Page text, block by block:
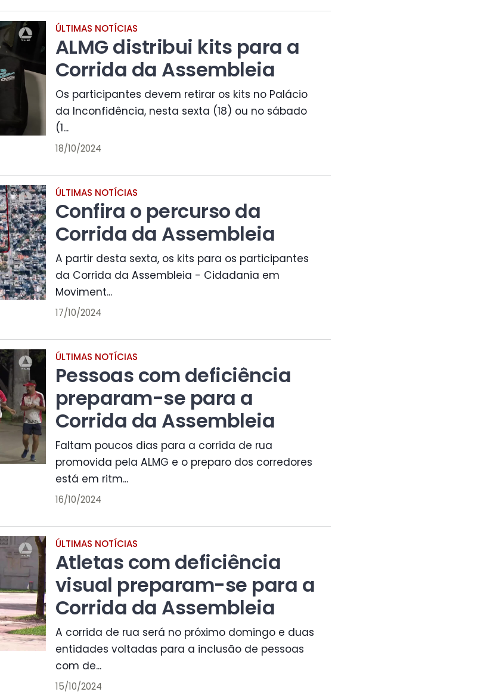
ÚLTIMAS NOTÍCIAS
ALMG distribui kits para a
Corrida da Assembleia
Os participantes devem retirar os kits no Palácio
da Inconfidência, nesta sexta (18) ou no sábado
(1...
18/10/2024
ÚLTIMAS NOTÍCIAS
Confira o percurso da
Corrida da Assembleia
A partir desta sexta, os kits para os participantes
da Corrida da Assembleia - Cidadania em
Moviment...
17/10/2024
ÚLTIMAS NOTÍCIAS
Pessoas com deficiência
preparam-se para a
Corrida da Assembleia
Faltam poucos dias para a corrida de rua
promovida pela ALMG e o preparo dos corredores
está em ritm...
16/10/2024
ÚLTIMAS NOTÍCIAS
Atletas com deficiência
visual preparam-se para a
Corrida da Assembleia
A corrida de rua será no próximo domingo e duas
entidades voltadas para a inclusão de pessoas
com de...
15/10/2024